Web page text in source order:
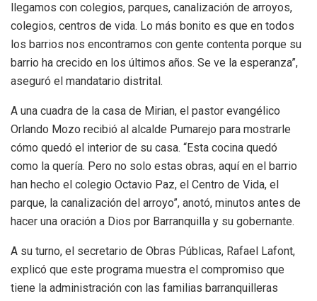
llegamos con colegios, parques, canalización de arroyos,
colegios, centros de vida. Lo más bonito es que en todos
los barrios nos encontramos con gente contenta porque su
barrio ha crecido en los últimos años. Se ve la esperanza”,
aseguró el mandatario distrital.
A una cuadra de la casa de Mirian, el pastor evangélico
Orlando Mozo recibió al alcalde Pumarejo para mostrarle
cómo quedó el interior de su casa. “Esta cocina quedó
como la quería. Pero no solo estas obras, aquí en el barrio
han hecho el colegio Octavio Paz, el Centro de Vida, el
parque, la canalización del arroyo”, anotó, minutos antes de
hacer una oración a Dios por Barranquilla y su gobernante.
A su turno, el secretario de Obras Públicas, Rafael Lafont,
explicó que este programa muestra el compromiso que
tiene la administración con las familias barranquilleras